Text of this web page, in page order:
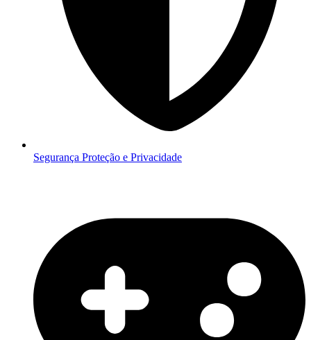
Segurança Proteção e Privacidade